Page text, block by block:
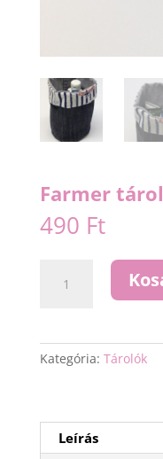
Farmer
490 Ft
tároló
mennyiség
Kategória: Tárolók
Leírás